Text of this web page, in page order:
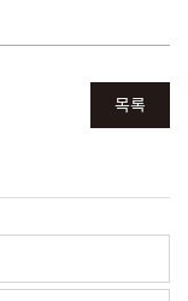
목록